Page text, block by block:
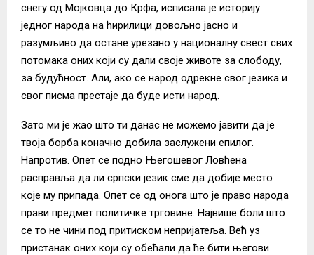
снегу од Мојковца до Крфа, исписала је историју
једног народа на ћирилици довољно јасно и
разумљиво да остане урезано у националну свест свих
потомака оних који су дали своје животе за слободу,
за будућност. Али, ако се народ одрекне свог језика и
свог писма престаје да буде исти народ.
Зато ми је жао што ти данас не можемо јавити да је
твоја борба коначно добила заслужени епилог.
Напротив. Опет се подно Његошевог Ловћена
расправља да ли српски језик сме да добије место
које му припада. Опет се од онога што је право народа
прави предмет политичке трговине. Највише боли што
се то не чини под притиском непријатеља. Већ уз
пристанак оних који су обећали да ће бити његови